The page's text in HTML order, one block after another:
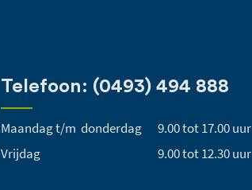
Telefoon: (0493) 494 888
Maandag t/m donderdag
9.00 tot 17.00 uur
Vrijdag
9.00 tot 12.30 uur